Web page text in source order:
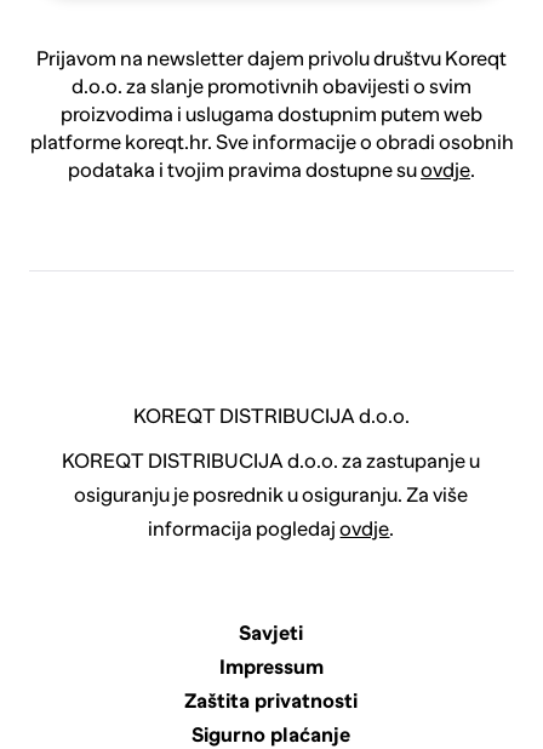
Prijavom na newsletter dajem privolu društvu Koreqt
d.o.o. za slanje promotivnih obavijesti o svim
proizvodima i uslugama dostupnim putem web
platforme koreqt.hr. Sve informacije o obradi osobnih
podataka i tvojim pravima dostupne suovdje.
KOREQT DISTRIBUCIJA d.o.o.
KOREQT DISTRIBUCIJA d.o.o. za zastupanje u
osiguranju je posrednik u osiguranju. Za više
informacija pogledajovdje.
Savjeti
Impressum
Zaštita privatnosti
Sigurno plaćanje